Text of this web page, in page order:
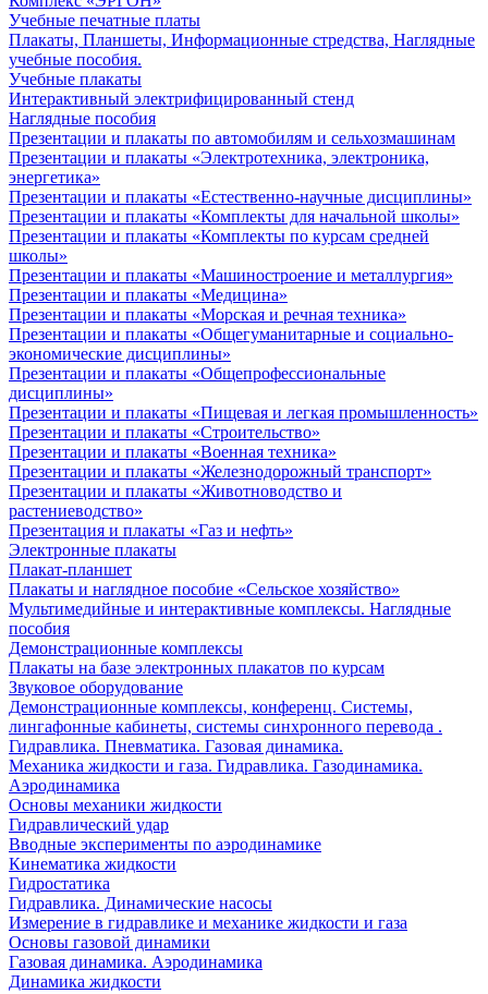
Учебные печатные платы
Плакаты, Планшеты, Информационные стредства, Наглядные
учебные пособия.
Учебные плакаты
Интерактивный электрифицированный стенд
Наглядные пособия
Презентации и плакаты по автомобилям и сельхозмашинам
Презентации и плакаты «Электротехника, электроника,
энергетика»
Презентации и плакаты «Естественно-научные дисциплины»
Презентации и плакаты «Комплекты для начальной школы»
Презентации и плакаты «Комплекты по курсам средней
школы»
Презентации и плакаты «Машиностроение и металлургия»
Презентации и плакаты «Медицина»
Презентации и плакаты «Морская и речная техника»
Презентации и плакаты «Общегуманитарные и социально-
экономические дисциплины»
Презентации и плакаты «Общепрофессиональные
дисциплины»
Презентации и плакаты «Пищевая и легкая промышленность»
Презентации и плакаты «Строительство»
Презентации и плакаты «Военная техника»
Презентации и плакаты «Железнодорожный транспорт»
Презентации и плакаты «Животноводство и
растениеводство»
Презентация и плакаты «Газ и нефть»
Электронные плакаты
Плакат-планшет
Плакаты и наглядное пособие «Сельское хозяйство»
Мультимедийные и интерактивные комплексы. Наглядные
пособия
Демонстрационные комплексы
Плакаты на базе электронных плакатов по курсам
Звуковое оборудование
Демонстрационные комплексы, конференц. Системы,
лингафонные кабинеты, системы синхронного перевода .
Гидравлика. Пневматика. Газовая динамика.
Механика жидкости и газа. Гидравлика. Газодинамика.
Аэродинамика
Основы механики жидкости
Гидравлический удар
Вводные эксперименты по аэродинамике
Кинематика жидкости
Гидростатика
Гидравлика. Динамические насосы
Измерение в гидравлике и механике жидкости и газа
Основы газовой динамики
Газовая динамика. Аэродинамика
Динамика жидкости